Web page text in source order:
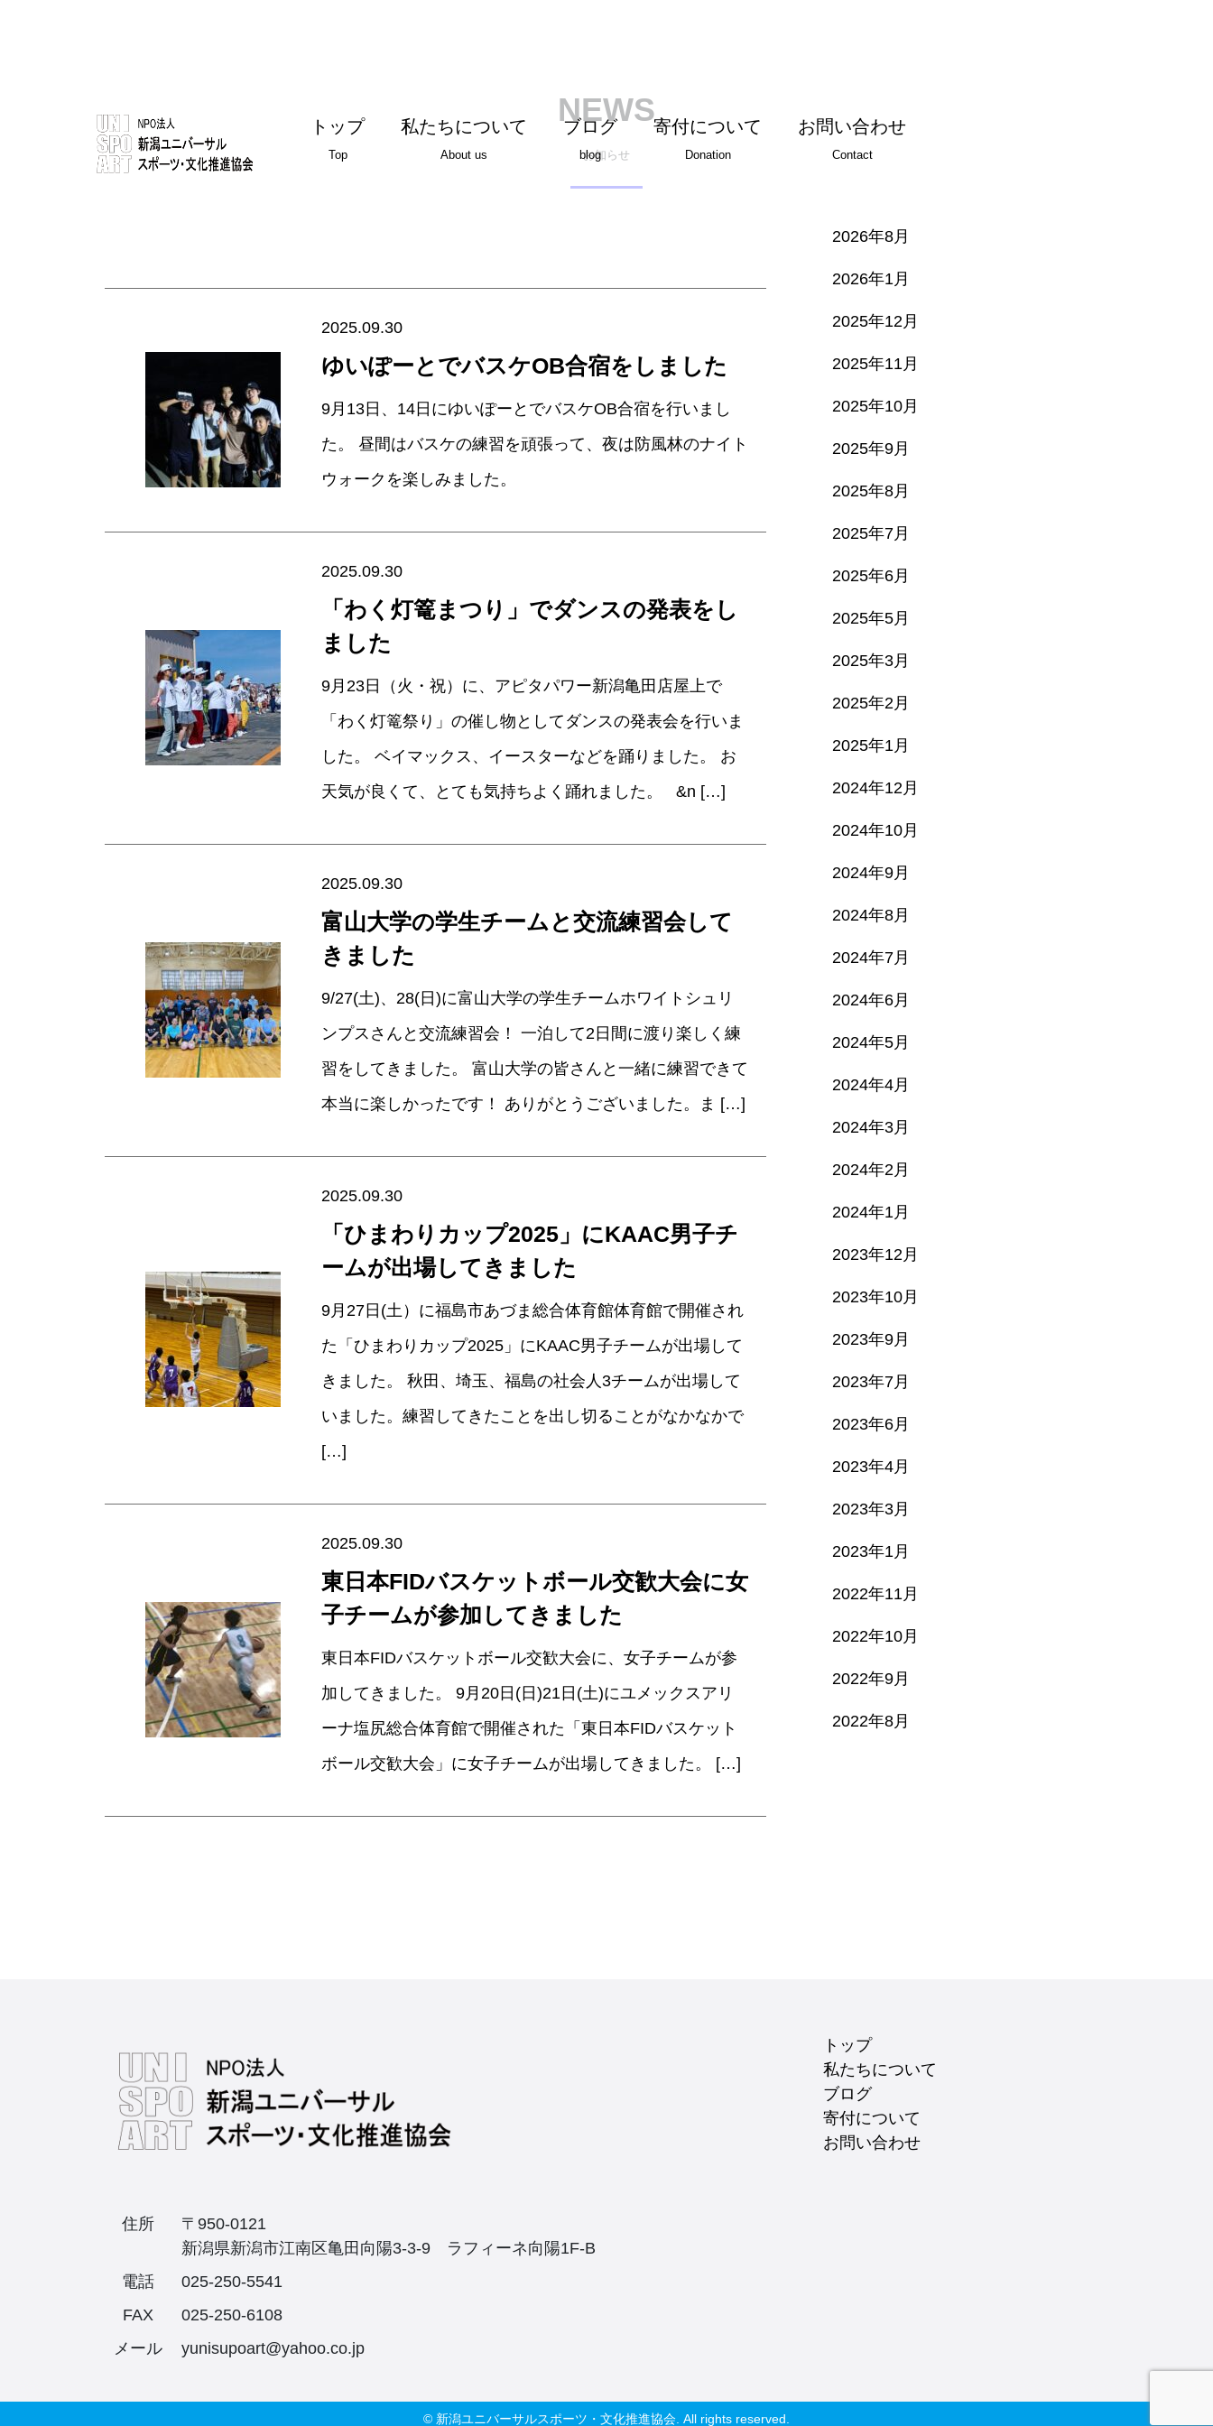
トップ
Top
私たちについて
About us
ブログ
blog
寄付について
Donation
お問い合わせ
Contact
NEWS
お知らせ
2025.09.30
ゆいぽーとでバスケOB合宿をしました
9月13日、14日にゆいぽーとでバスケOB合宿を行いまし
た。 昼間はバスケの練習を頑張って、夜は防風林のナイト
ウォークを楽しみました。
2025.09.30
「わく灯篭まつり」でダンスの発表をし
ました
9月23日（火・祝）に、アピタパワー新潟亀田店屋上で
「わく灯篭祭り」の催し物としてダンスの発表会を行いま
した。 ベイマックス、イースターなどを踊りました。 お
天気が良くて、とても気持ちよく踊れました。 &n […]
2025.09.30
富山大学の学生チームと交流練習会して
きました
9/27(土)、28(日)に富山大学の学生チームホワイトシュリ
ンプスさんと交流練習会！ 一泊して2日間に渡り楽しく練
習をしてきました。 富山大学の皆さんと一緒に練習できて
本当に楽しかったです！ ありがとうございました。ま […]
2025.09.30
「ひまわりカップ2025」にKAAC男子チ
ームが出場してきました
9月27日(土）に福島市あづま総合体育館体育館で開催され
た「ひまわりカップ2025」にKAAC男子チームが出場して
きました。 秋田、埼玉、福島の社会人3チームが出場して
いました。練習してきたことを出し切ることがなかなかで
[…]
2025.09.30
東日本FIDバスケットボール交歓大会に女
子チームが参加してきました
東日本FIDバスケットボール交歓大会に、女子チームが参
加してきました。 9月20日(日)21日(土)にユメックスアリ
ーナ塩尻総合体育館で開催された「東日本FIDバスケット
ボール交歓大会」に女子チームが出場してきました。 […]
2026年8月
2026年1月
2025年12月
2025年11月
2025年10月
2025年9月
2025年8月
2025年7月
2025年6月
2025年5月
2025年3月
2025年2月
2025年1月
2024年12月
2024年10月
2024年9月
2024年8月
2024年7月
2024年6月
2024年5月
2024年4月
2024年3月
2024年2月
2024年1月
2023年12月
2023年10月
2023年9月
2023年7月
2023年6月
2023年4月
2023年3月
2023年1月
2022年11月
2022年10月
2022年9月
2022年8月
住所
〒950-0121
新潟県新潟市江南区亀田向陽3-3-9
ラフィーネ向陽1F-B
電話
025-250-5541
FAX
025-250-6108
メール
yunisupoart@yahoo.co.jp
トップ
私たちについて
ブログ
寄付について
お問い合わせ
© 新潟ユニバーサルスポーツ・文化推進協会. All rights reserved.